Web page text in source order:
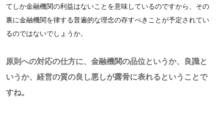
てしか金融機関の利益はないことを意味しているのですから、その
裏に金融機関を律する普遍的な理念の存すべきことが予定されてい
るのではないでしょうか。
原則への対応の仕方に、金融機関の品位というか、良識と
いうか、経営の質の良し悪しが露骨に表れるということで
すね。